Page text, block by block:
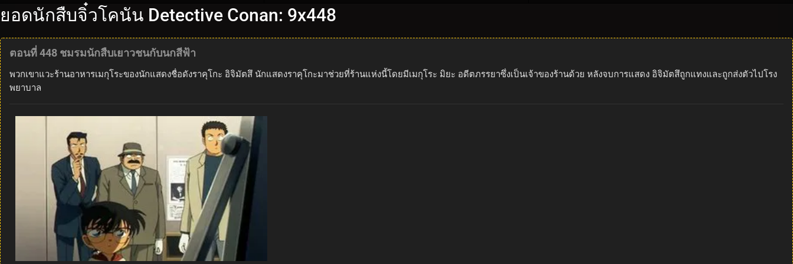
ยอดนักสืบจิ๋วโคนัน Detective Conan: 9x448
ตอนที่ 448 ชมรมนักสืบเยาวชนกับนกสีฟ้า
พวกเขาแวะร้านอาหารเมกุโระของนักแสดงชื่อดังราคุโกะ อิจิมัตสึ นักแสดงราคุโกะมาช่วยที่ร้านแห่งนี้โดยมีเมกุโระ มิยะ อดีตภรรยาซึ่งเป็นเจ้าของร้านด้วย หลังจบการแสดง อิจิมัตสึถูกแทงและถูกส่งตัวไปโรง
พยาบาล